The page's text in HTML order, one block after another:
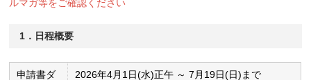
ルマガ等をご確認ください
1．日程概要
申請書ダ
2026年4月1日(水)正午 ～ 7月19日(日)まで